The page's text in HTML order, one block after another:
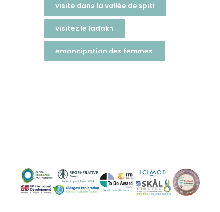
visite dans la vallée de spiti
visitez le ladakh
emancipation des femmes